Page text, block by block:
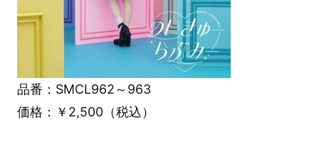
品番：SMCL962～963
価格：￥2,500（税込）